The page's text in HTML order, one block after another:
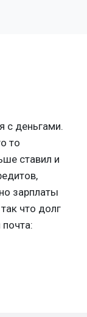
с деньгами.
то
ставил и
зарплаты
что долг